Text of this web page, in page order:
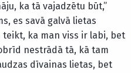
ka tā vajadzētu būt,”
es savā galvā lietas
ka man viss ir labi, bet
nestrādā tā, kā tam
dīvainas lietas, bet